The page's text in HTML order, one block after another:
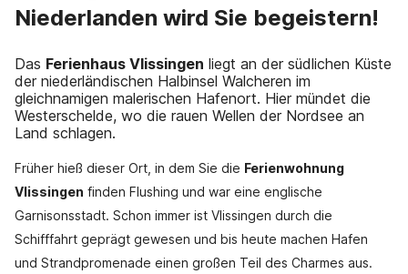
Niederlanden wird Sie begeistern!
Das Ferienhaus Vlissingen liegt an der südlichen Küste
der niederländischen Halbinsel Walcheren im
gleichnamigen malerischen Hafenort. Hier mündet die
Westerschelde, wo die rauen Wellen der Nordsee an
Land schlagen.
Früher hieß dieser Ort, in dem Sie die Ferienwohnung
Vlissingen finden Flushing und war eine englische
Garnisonsstadt. Schon immer ist Vlissingen durch die
Schifffahrt geprägt gewesen und bis heute machen Hafen
und Strandpromenade einen großen Teil des Charmes aus.